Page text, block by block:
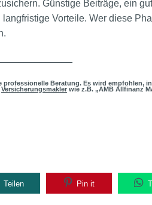
Günstige Beiträge, ein
Vorteile. Wer diese
Beratung. Es wird empfohlen,
Versicherungsmakler wie z.B. „AMB Allfinanz
Teilen Pin it